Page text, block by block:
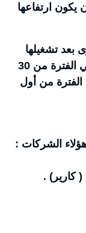
يكون ارتفاعها
بعد تشغيلها
لاختبارات الفحص ويكون فحص التبريد في الفترة من 30
الفترة من أول
الشركات :
( كارير) .